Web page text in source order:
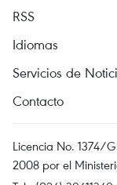
RSS
Idiomas
Servicios de
Contacto
Licencia No. 1374/
2008 por el